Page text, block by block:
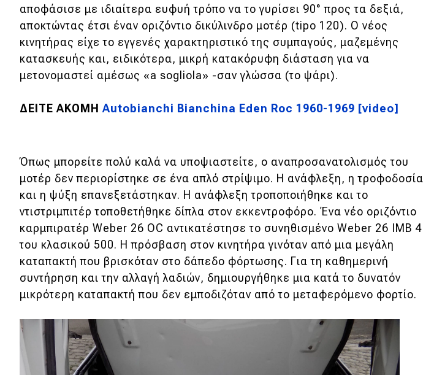
αποφάσισε με ιδιαίτερα ευφυή τρόπο να το γυρίσει 90° προς τα δεξιά,
αποκτώντας έτσι έναν οριζόντιο δικύλινδρο μοτέρ (tipo 120). Ο νέος
κινητήρας είχε το εγγενές χαρακτηριστικό της συμπαγούς, μαζεμένης
κατασκευής και, ειδικότερα, μικρή κατακόρυφη διάσταση για να
μετονομαστεί αμέσως «a sogliola» -σαν γλώσσα (το ψάρι).
ΔΕΙΤΕ ΑΚΟΜΗ Autobianchi Bianchina Eden Roc 1960-1969 [video]
Όπως μπορείτε πολύ καλά να υποψιαστείτε, ο αναπροσανατολισμός του
μοτέρ δεν περιορίστηκε σε ένα απλό στρίψιμο. Η ανάφλεξη, η τροφοδοσία
και η ψύξη επανεξετάστηκαν. Η ανάφλεξη τροποποιήθηκε και το
ντιστριμπιτέρ τοποθετήθηκε δίπλα στον εκκεντροφόρο. Ένα νέο οριζόντιο
καρμπιρατέρ Weber 26 OC αντικατέστησε το συνηθισμένο Weber 26 IMB 4
του κλασικού 500. Η πρόσβαση στον κινητήρα γινόταν από μια μεγάλη
καταπακτή που βρισκόταν στο δάπεδο φόρτωσης. Για τη καθημερινή
συντήρηση και την αλλαγή λαδιών, δημιουργήθηκε μια κατά το δυνατόν
μικρότερη καταπακτή που δεν εμποδιζόταν από το μεταφερόμενο φορτίο.